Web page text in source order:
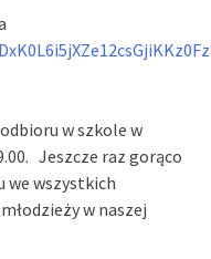
w szkole w
Jeszcze raz gorąco
we wszystkich
w naszej